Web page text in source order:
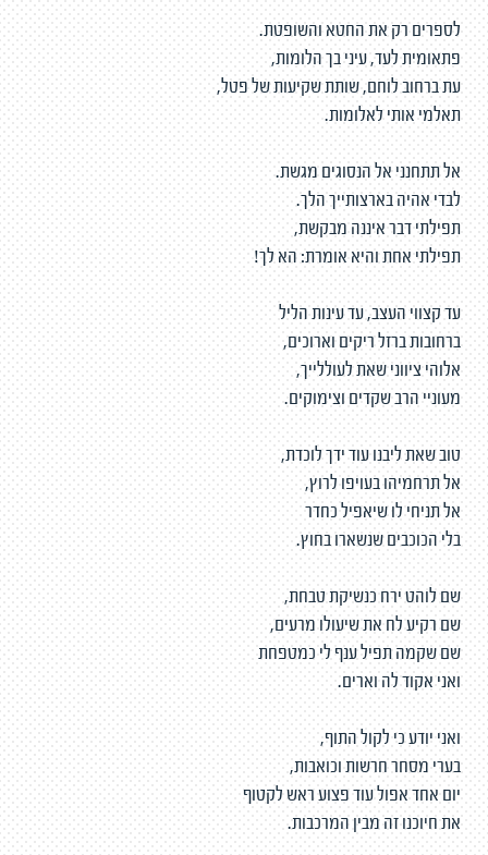
לספרים רק את החטא והשופטת.
פתאומית לעד, עיני בך הלומות,
עת ברחוב לוחם, שותת שקיעות של פטל,
תאלמי אותי לאלומות.
אל תתחנני אל הנסוגים מגשת.
לבדי אהיה בארצותייך הלך.
תפילתי דבר איננה מבקשת,
תפילתי אחת והיא אומרת: הא לך!
עד קצווי העצב, עד עינות הליל
ברחובות ברזל ריקים וארוכים,
אלוהי ציווני שאת לעוללייך,
מעוניי הרב שקדים וצימוקים.
טוב שאת ליבנו עוד ידך לוכדת,
אל תרחמיהו בעויפו לרוץ,
אל תניחי לו שיאפיל כחדר
בלי הכוכבים שנשארו בחוץ.
שם לוהט ירח כנשיקת טבחת,
שם רקיע לח את שיעולו מרעים,
שם שקמה תפיל ענף לי כמטפחת
ואני אקוד לה וארים.
ואני יודע כי לקול התוף,
בערי מסחר חרשות וכואבות,
יום אחד אפול עוד פצוע ראש לקטוף
את חיוכנו זה מבין המרכבות.